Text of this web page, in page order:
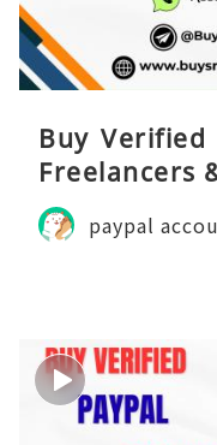
Buy
Freelancers
paypal